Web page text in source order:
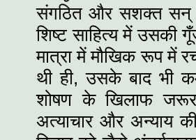
संगठित और सशक्‍त सन्
शिष्‍ट साहित्‍य में उसकी
मात्रा में मौखिक रूप में
थी ही, उसके बाद भी
शोषण के खिलाफ
अत्‍याचार और अन्‍याय